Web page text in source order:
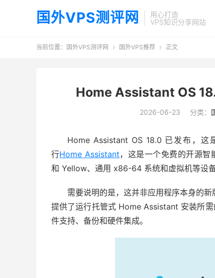
国外VPS测评网
用心打造
VPS知识分享网站
当前位置： 国外VPS测评网  国外VPS推荐  正文
Home Assistant OS
2026-06-23 分类：
Home Assistant OS 18.0 已发布，
行Home Assistant，这是一个免费的开源
和 Yellow、通用 x86-64 系统和虚拟机等设备
需要说明的是，这并非应用程序本身的
提供了运行托管式 Home Assistant 安装所
件支持、备份和硬件集成。